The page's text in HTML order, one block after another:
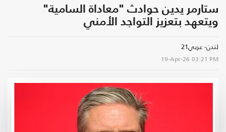
ستارمر يدين حوادث "معاداة السامية"
ويتعهد بتعزيز التواجد الأمني
لندن- عربي21
19-Apr-26 03:21 PM